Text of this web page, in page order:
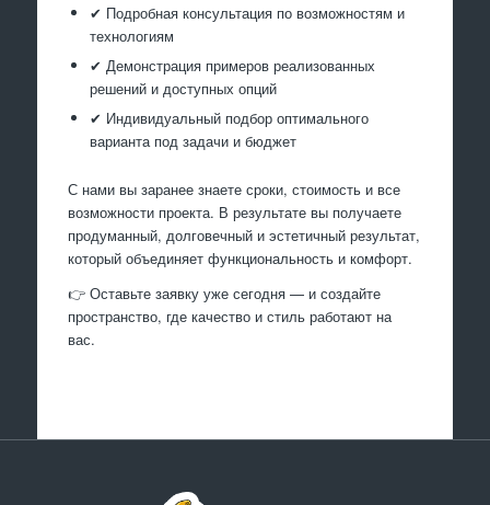
✔ Подробная консультация по возможностям и
технологиям
✔ Демонстрация примеров реализованных
решений и доступных опций
✔ Индивидуальный подбор оптимального
варианта под задачи и бюджет
С нами вы заранее знаете сроки, стоимость и все
возможности проекта. В результате вы получаете
продуманный, долговечный и эстетичный результат,
который объединяет функциональность и комфорт.
👉 Оставьте заявку уже сегодня — и создайте
пространство, где качество и стиль работают на
вас.